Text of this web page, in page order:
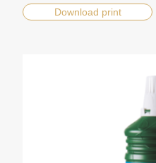
Download print